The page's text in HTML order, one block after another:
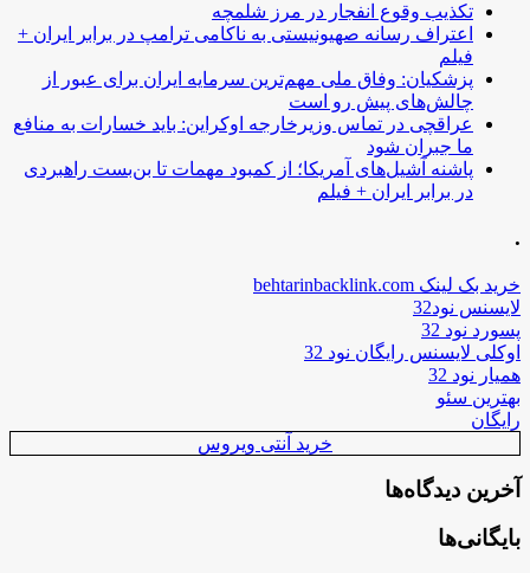
تکذیب وقوع انفجار در مرز شلمچه
اعتراف رسانه صهیونیستی به ناکامی ترامپ در برابر ایران +
فیلم
پزشکیان: وفاق ملی مهم‌ترین سرمایه ایران برای عبور از
چالش‌های پیش رو است
عراقچی در تماس وزیرخارجه اوکراین: باید خسارات به منافع
ما جبران شود
پاشنه آشیل‌های آمریکا؛ از کمبود مهمات تا بن‌بست راهبردی
در برابر ایران + فیلم
.
خرید بک لینک behtarinbacklink.com
لایسنس نود32
پسورد نود 32
اوکلی لایسنس رایگان نود 32
همیار نود 32
بهترین سئو
رایگان
خرید آنتی ویروس
آخرین دیدگاه‌ها
بایگانی‌ها